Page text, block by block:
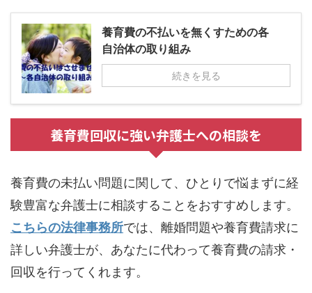
養育費の不払いを無くすための各
自治体の取り組み
続きを見る
養育費回収に強い弁護士への相談を
養育費の未払い問題に関して、ひとりで悩まずに経
験豊富な弁護士に相談することをおすすめします。
こちらの法律事務所では、離婚問題や養育費請求に
詳しい弁護士が、あなたに代わって養育費の請求・
回収を行ってくれます。